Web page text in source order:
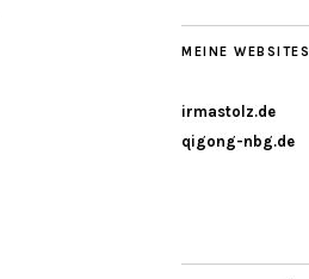
MEINE WEBSITES
irmastolz.de
qigong-nbg.de